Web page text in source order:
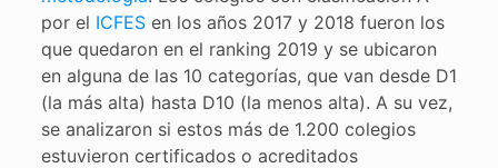
por el ICFESen los años 2017 y 2018 fueron los
que quedaron en el ranking 2019 y se ubicaron
en alguna de las 10 categorías, que van desde D1
(la más alta) hasta D10 (la menos alta). A su vez,
se analizaron si estos más de 1.200 colegios
estuvieron certificados o acreditados